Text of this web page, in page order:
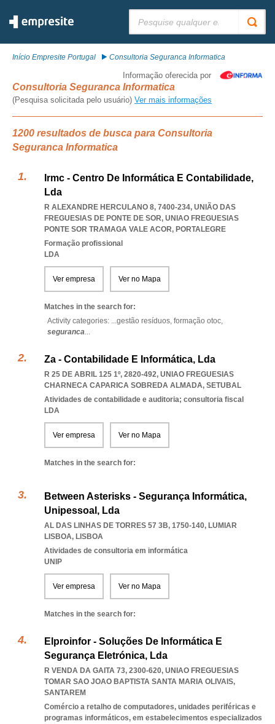
Início Empresite Portugal Consultoria Seguranca Informatica
Informação oferecida por
Consultoria Seguranca Informatica
(Pesquisa solicitada pelo usuário) Ver mais informações
1200 resultados de busca para Consultoria
Seguranca Informatica
Irmc - Centro De Informática E Contabilidade,
Lda
R ALEXANDRE HERCULANO 8, 7400-234, UNIÃO DAS
FREGUESIAS DE PONTE DE SOR, UNIAO FREGUESIAS
PONTE SOR TRAMAGA VALE ACOR, PORTALEGRE
Formação profissional
LDA
Ver empresa Ver no Mapa
Matches in the search for:
Activity categories: ...gestão resíduos, formação otoc,
seguranca...
Za - Contabilidade E Informática, Lda
R 25 DE ABRIL 125 1º, 2820-492, UNIAO FREGUESIAS
CHARNECA CAPARICA SOBREDA ALMADA, SETUBAL
Atividades de contabilidade e auditoria; consultoria fiscal
LDA
Ver empresa Ver no Mapa
Matches in the search for:
Between Asterisks - Segurança Informática,
Unipessoal, Lda
AL DAS LINHAS DE TORRES 57 3B, 1750-140, LUMIAR
LISBOA, LISBOA
Atividades de consultoria em informática
UNIP
Ver empresa Ver no Mapa
Matches in the search for:
Elproinfor - Soluções De Informática E
Segurança Eletrónica, Lda
R VENDA DA GAITA 73, 2300-620, UNIAO FREGUESIAS
TOMAR SAO JOAO BAPTISTA SANTA MARIA OLIVAIS,
SANTAREM
Comércio a retalho de computadores, unidades periféricas e
programas informáticos, em estabelecimentos especializados